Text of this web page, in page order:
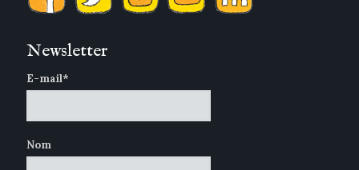
Newsletter
E-mail*
Nom